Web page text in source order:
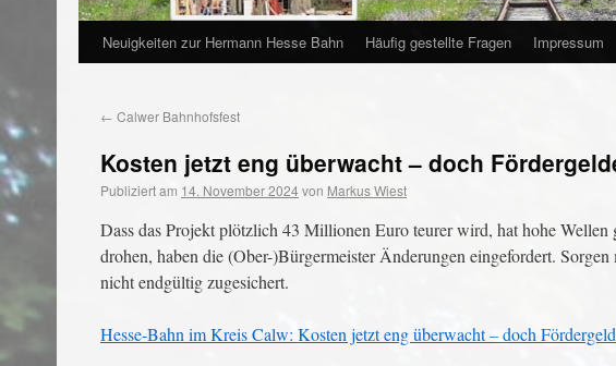
Neuigkeiten zur Hermann Hesse Bahn Häufig gestellte Fragen Impressum
← Calwer Bahnhofsfest
Kosten jetzt eng überwacht – doch
Publiziert am 14. November 2024von Markus Wiest
Dass das Projekt plötzlich 43 Millionen Euro teurer wird, hat hohe
drohen, haben die (Ober-)Bürgermeister Änderungen eingefordert.
nicht endgültig zugesichert.
Hesse-Bahn im Kreis Calw: Kosten jetzt eng überwacht – doch